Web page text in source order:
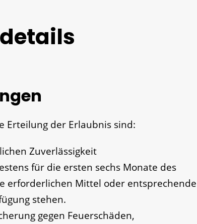
Erteilung der Erlaubnis sind:
Zuverlässigkeit
für die ersten sechs Monate des
erforderlichen Mittel oder entsprechende
stehen.
gegen Feuerschäden,